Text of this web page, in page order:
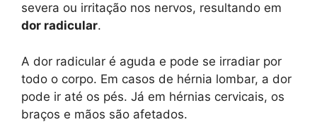
severa ou irritação nos nervos, resultando em
dor radicular.
A dor radicular é aguda e pode se irradiar por
todo o corpo. Em casos de hérnia lombar, a dor
pode ir até os pés. Já em hérnias cervicais, os
braços e mãos são afetados.